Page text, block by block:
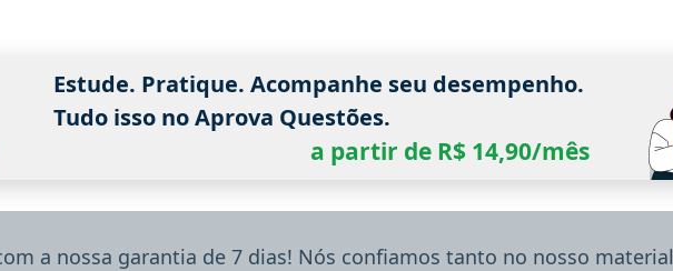
Estude. Pratique. Acompanhe seu desempenho.
Tudo isso no Aprova Questões.
a partir de R$ 14,90/mês
a nossa garantia de 7 dias! Nós confiamos tanto no nosso